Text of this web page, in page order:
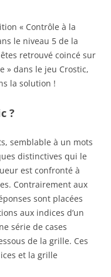
« Contrôle à la
le niveau 5 de la
retrouvé coincé sur
» dans le jeu Crostic,
la solution !
?
semblable à un mots
distinctives qui le
est confronté à
Contrairement aux
sont placées
aux indices d’un
série de cases
de la grille. Ces
et la grille